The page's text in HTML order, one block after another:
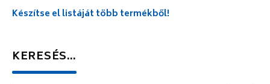
Készítse el listáját több termékből!
KERESÉS…